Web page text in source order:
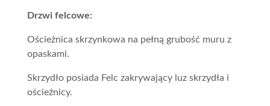
Drzwi felcowe:
Ościeżnica skrzynkowa na pełną grubość muru z
opaskami.
Skrzydło posiada Felc zakrywający luz skrzydła i
ościeżnicy.